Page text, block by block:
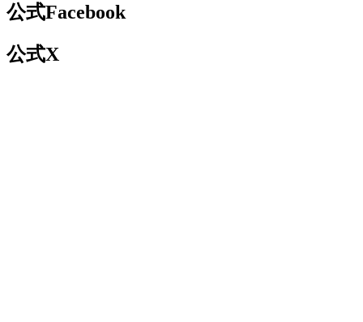
公式Facebook
公式X